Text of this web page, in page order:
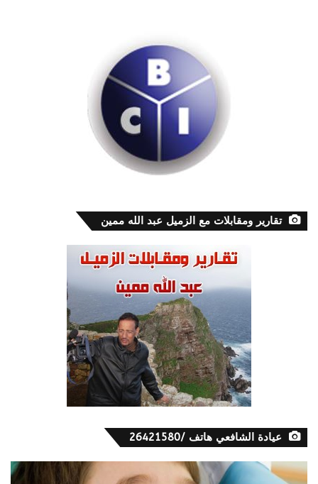
تقارير ومقابلات مع الزميل عبد الله ممين
عيادة الشافعي هاتف /26421580